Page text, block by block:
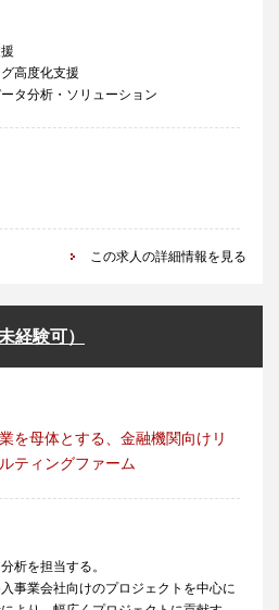
援
グ高度化支援
タ分析・ソリューション
この求人の詳細情報を見る
経験可）
を母体とする、金融機関向けリ
ティングファーム
析を担当する。
事業会社向けのプロジェクトを中心に